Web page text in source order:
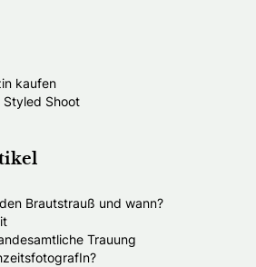
kaufen
Shoot
Brautstrauß und wann?
Trauung